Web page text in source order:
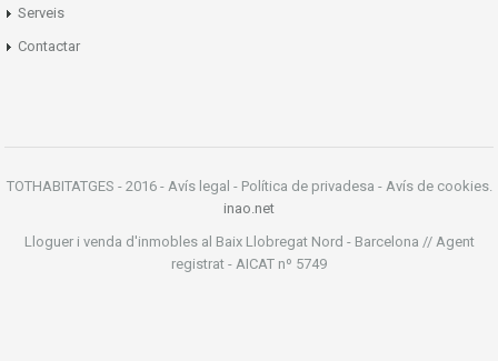
Serveis
Contactar
TOTHABITATGES - 2016 - Avís legal - Política de privadesa - Avís de cookies.
inao.net
Lloguer i venda d'inmobles al Baix Llobregat Nord - Barcelona // Agent
registrat - AICAT nº 5749